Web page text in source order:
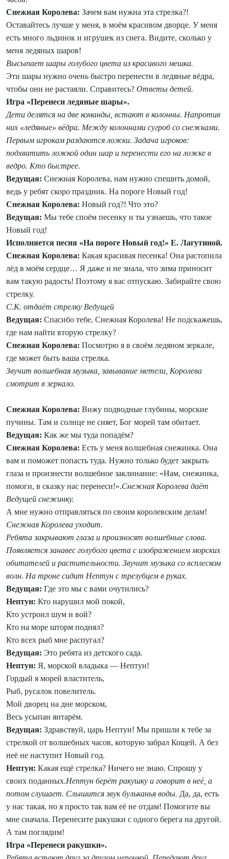
Снежная Королева: Зачем вам нужна эта стрелка?!
Оставайтесь лучше у меня, в моём красивом дворце. У меня
есть много льдинок и игрушек из снега. Видите, сколько у
меня ледяных шаров!
Высыпает шары голубого цвета из красивого мешка.
Эти шары нужно очень быстро перенести в ледяные вёдра,
чтобы они не растаяли. Справитесь? Ответы детей.
Игра «Перенеси ледяные шары».
Дети делятся на две команды, встают в колонны. Напротив
них «ледяные» вёдра. Между колоннами сугроб со снежками.
Первым игрокам раздаются ложки. Задача игроков:
подхватить ложкой один шар и перенести его на ложке в
ведро. Кто быстрее.
Ведущая: Снежная Королева, нам нужно спешить домой,
ведь у ребят скоро праздник. На пороге Новый год!
Снежная Королева: Новый год?! Что это?
Ведущая: Мы тебе споём песенку и ты узнаешь, что такое
Новый год!
Исполняется песня «На пороге Новый год!» Е. Лагутиной.
Снежная Королева: Какая красивая песенка! Она растопила
лёд в моём сердце… Я даже и не знала, что зима приносит
вам такую радость! Поэтому я вас отпускаю. Забирайте свою
стрелку.
С.К. отдаёт стрелку Ведущей
Ведущая: Спасибо тебе, Снежная Королева! Не подскажешь,
где нам найти вторую стрелку?
Снежная Королева: Посмотрю я в своём ледяном зеркале,
где может быть ваша стрелка.
Звучит волшебная музыка, завывание метели, Королева
смотрит в зеркало.
Снежная Королева: Вижу подводные глубины, морские
пучины. Там и солнце не сияет, Бог морей там обитает.
Ведущая: Как же мы туда попадём?
Снежная Королева: Есть у меня волшебная снежинка. Она
вам и поможет попасть туда. Нужно только будет закрыть
глаза и произнести волшебное заклинание: «Нам, снежинка,
помоги, в сказку нас перенеси!».Снежная Королева даёт
Ведущей снежинку.
А мне нужно отправляться по своим королевским делам!
Снежная Королева уходит.
Ребята закрывают глаза и произносят волшебные слова.
Появляется занавес голубого цвета с изображением морских
обитателей и растительности. Звучит музыка со всплеском
волн. На троне сидит Нептун с трезубцем в руках.
Ведущая: Где это мы с вами очутились?
Нептун: Кто нарушил мой покой,
Кто устроил шум и вой?
Кто на море шторм поднял?
Кто всех рыб мне распугал?
Ведущая: Это ребята из детского сада.
Нептун: Я, морской владыка — Нептун!
Гордый я морей властитель,
Рыб, русалок повелитель.
Мой дворец на дне морском,
Весь усыпан янтарём.
Ведущая: Здравствуй, царь Нептун! Мы пришли к тебе за
стрелкой от волшебных часов, которую забрал Кощей. А без
неё не наступит Новый год.
Нептун: Какая ещё стрелка? Ничего не знаю. Спрошу у
своих поданных.Нептун берёт ракушку и говорит в неё, а
потом слушает. Слышится звук бульканья воды. Да, да, есть
у нас такая, но я просто так вам её не отдам! Помогите вы
мне сначала. Перенесите ракушки с одного берега на другой.
А там поглядим!
Игра «Перенеси ракушки».